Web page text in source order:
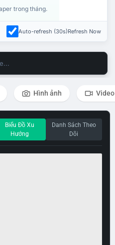
trong tháng.
Auto-refresh (30s)Refresh Now
Hình ảnh Video
Biểu Đồ Xu
Hướng
Danh Sách Theo
Dõi